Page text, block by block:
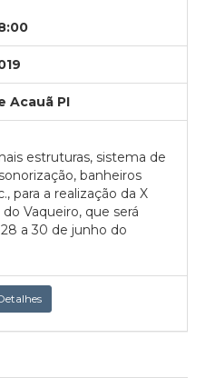
Acauã PI
estruturas, sistema de
banheiros
para a realização da X
Vaqueiro, que será
a 30 de junho do